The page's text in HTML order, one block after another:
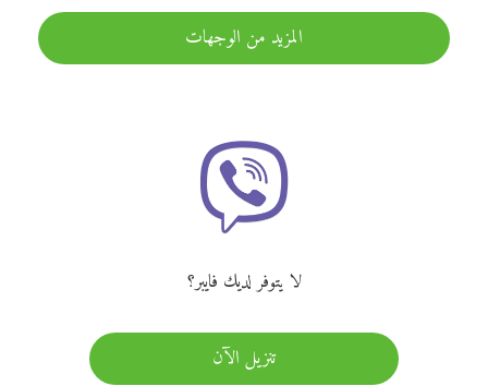
المزيد من الوجهات
لا يتوفر لديك فايبر؟
تنزيل الآن